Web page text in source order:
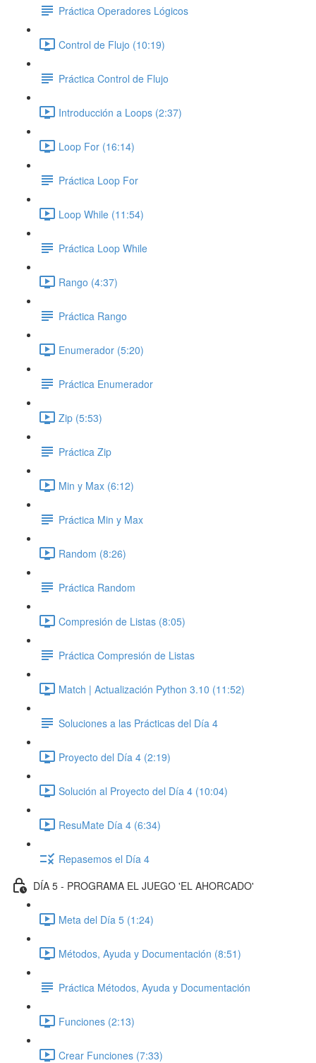
Práctica Operadores Lógicos
Control de Flujo (10:19)
Práctica Control de Flujo
Introducción a Loops (2:37)
Loop For (16:14)
Práctica Loop For
Loop While (11:54)
Práctica Loop While
Rango (4:37)
Práctica Rango
Enumerador (5:20)
Práctica Enumerador
Zip (5:53)
Práctica Zip
Min y Max (6:12)
Práctica Min y Max
Random (8:26)
Práctica Random
Compresión de Listas (8:05)
Práctica Compresión de Listas
Match | Actualización Python 3.10 (11:52)
Soluciones a las Prácticas del Día 4
Proyecto del Día 4 (2:19)
Solución al Proyecto del Día 4 (10:04)
ResuMate Día 4 (6:34)
Repasemos el Día 4
DÍA 5 - PROGRAMA EL JUEGO 'EL AHORCADO'
Meta del Día 5 (1:24)
Métodos, Ayuda y Documentación (8:51)
Práctica Métodos, Ayuda y Documentación
Funciones (2:13)
Crear Funciones (7:33)